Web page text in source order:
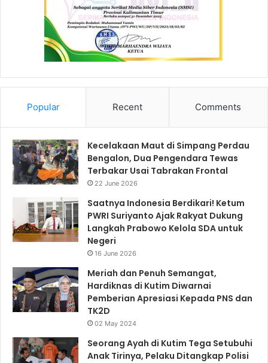
Popular Recent Comments
Kecelakaan Maut di Simpang Perdau
Bengalon, Dua Pengendara Tewas
Terbakar Usai Tabrakan Frontal
22 June 2026
Saatnya Indonesia Berdikari! Ketum
PWRI Suriyanto Ajak Rakyat Dukung
Langkah Prabowo Kelola SDA untuk
Negeri
16 June 2026
Meriah dan Penuh Semangat,
Hardiknas di Kutim Diwarnai
Pemberian Apresiasi Kepada PNS dan
TK2D
02 May 2024
Seorang Ayah di Kutim Tega Setubuhi
Anak Tirinya, Pelaku Ditangkap Polisi